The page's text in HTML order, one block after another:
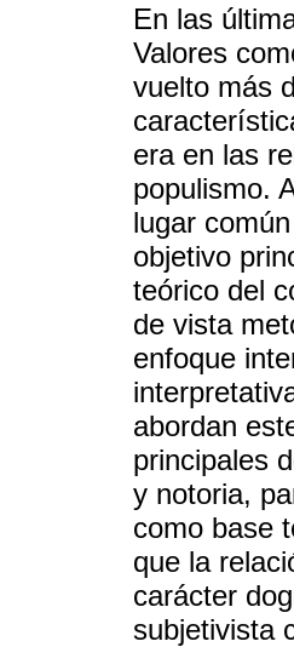
En las
Valores
vuelto más
era en las
populismo.
lugar
objetivo
teórico del
de vista
enfoque
abordan
principales
y notoria,
como base
que la
carácter
subjetivista